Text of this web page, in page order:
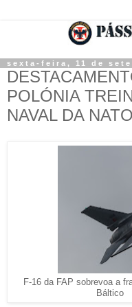
sexta-feira, 11 de
POLÓNIA
NAVAL DA
F-16 da FAP sobrevoa a
Báltico